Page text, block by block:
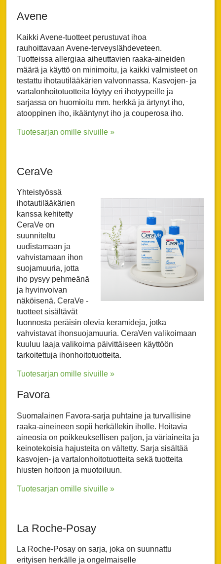
Avene
Kaikki Avene-tuotteet perustuvat ihoa
rauhoittavaan Avene-terveyslähdeveteen.
Tuotteissa allergiaa aiheuttavien raaka-aineiden
määrä ja käyttö on minimoitu, ja kaikki valmisteet on
testattu ihotautilääkärien valvonnassa. Kasvojen- ja
vartalonhoitotuotteita löytyy eri ihotyypeille ja
sarjassa on huomioitu mm. herkkä ja ärtynyt iho,
atooppinen iho, ikääntynyt iho ja couperosa iho.
Tuotesarjan omille sivuille »
CeraVe
Yhteistyössä
ihotautilääkärien
kanssa kehitetty
CeraVe on
suunniteltu
uudistamaan ja
vahvistamaan ihon
suojamuuria, jotta
iho pysyy pehmeänä
ja hyvinvoivan
näköisenä. CeraVe -
tuotteet sisältävät
luonnosta peräisin olevia keramideja, jotka
vahvistavat ihonsuojamuuria. CeraVen valikoimaan
kuuluu laaja valikoima päivittäiseen käyttöön
tarkoitettuja ihonhoitotuotteita.
Tuotesarjan omille sivuille »
Favora
Suomalainen Favora-sarja puhtaine ja turvallisine
raaka-aineineen sopii herkällekin iholle. Hoitavia
aineosia on poikkeuksellisen paljon, ja väriaineita ja
keinotekoisia hajusteita on vältetty. Sarja sisältää
kasvojen- ja vartalonhoitotuotteita sekä tuotteita
hiusten hoitoon ja muotoiluun.
Tuotesarjan omille sivuille »
La Roche-Posay
La Roche-Posay on sarja, joka on suunnattu
erityisen herkälle ja ongelmaiselle